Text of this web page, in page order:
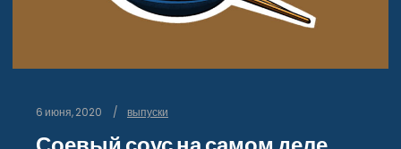
6 июня, 2020 выпуски